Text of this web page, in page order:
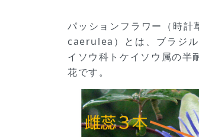
パッションフラワー（時
caerulea）とは、ブラジ
イソウ科トケイソウ属の半
花です。